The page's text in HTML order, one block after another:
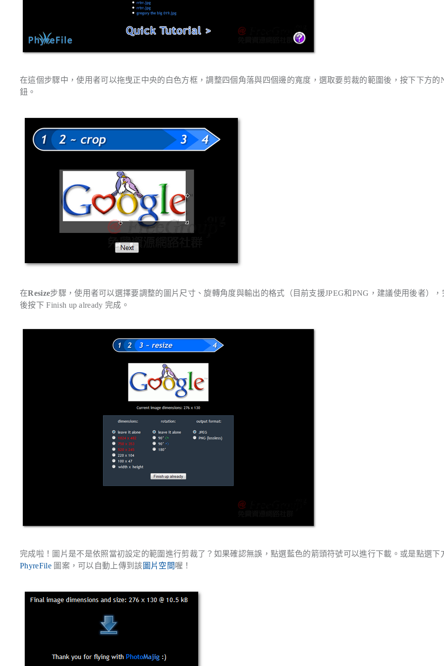
在這個步驟中，使用者可以拖曳正中央的白色方框，調整四個角落與四個邊的寬度，選取要剪裁的範圍後，按下下方的
鈕。
在Resize步驟，使用者可以選擇要調整的圖片尺寸、旋轉角度與輸出的格式（目前支援JPEG和PNG，建議使用後者），
後按下Finish up already 完成。
完成啦！圖片是不是依照當初設定的範圍進行剪裁了？如果確認無誤，點選藍色的箭頭符號可以進行下載。或是點選下
PhyreFile圖案，可以自動上傳到該 圖片空間 喔！